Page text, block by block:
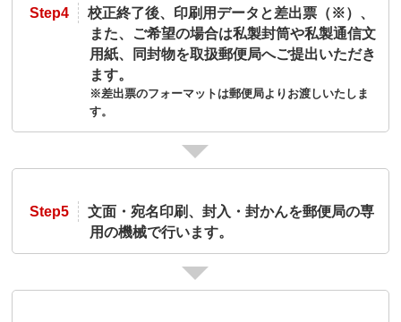
Step4
校正終了後、印刷用データと差出票（※）、
また、ご希望の場合は私製封筒や私製通信文
用紙、同封物を取扱郵便局へご提出いただき
ます。
※差出票のフォーマットは郵便局よりお渡しいたしま
す。
Step5
文面・宛名印刷、封入・封かんを郵便局の専
用の機械で行います。